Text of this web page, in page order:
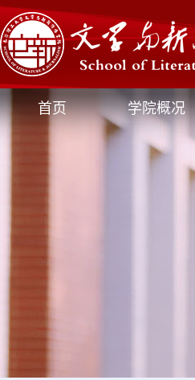
首页 学院概况